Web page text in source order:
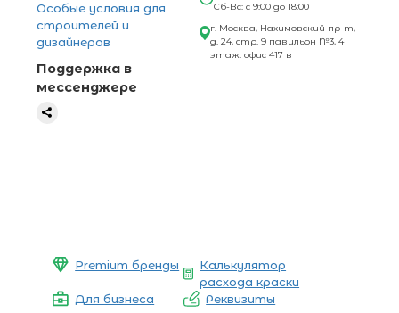
Особые условия для
строителей и
дизайнеров
Поддержка в
мессенджере
Сб-Вс: с 9:00 до 18:00
г. Москва, Нахимовский пр-т,
д. 24, стр. 9 павильон №3, 4
этаж. офис 417 в
Premium бренды
Калькулятор
расхода краски
Для бизнеса
Реквизиты